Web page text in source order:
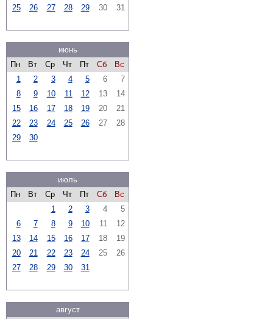
25
26 27 28 29 30 31
июнь
Пн
Вт Ср Чт Пт Сб
Вс
1
2 3 4 5 6
7
8
9 10 11 12 13
14
15
16 17 18 19 20
21
22
23 24 25 26 27
28
29
30
июль
Пн
Вт Ср Чт Пт Сб
Вс
1
2 3 4
5
6
7 8 9 10 11
12
13
14 15 16 17 18
19
20
21 22 23 24 25
26
27
28 29 30 31
август